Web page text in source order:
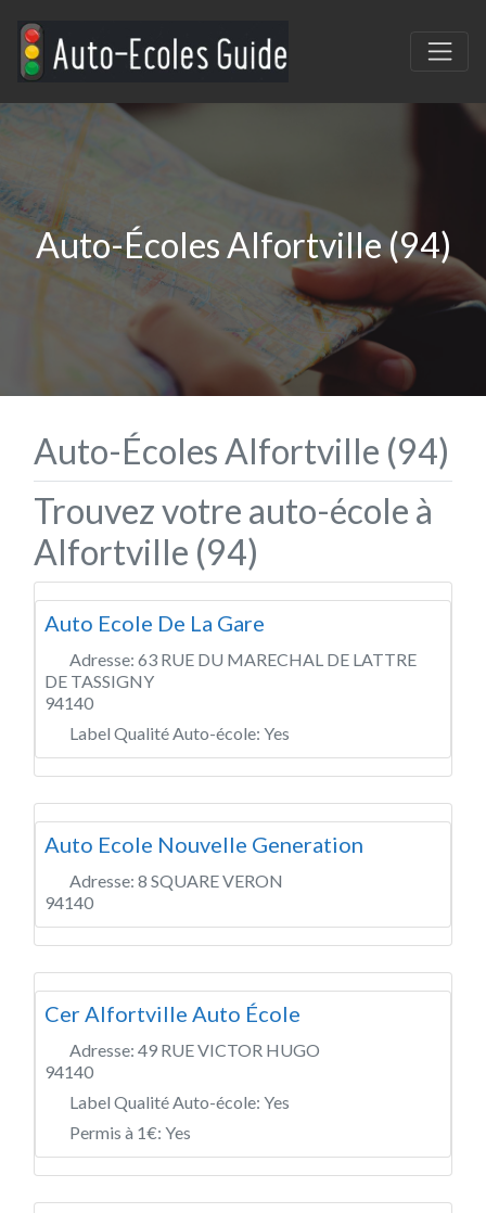
Auto-Écoles Alfortville (94)
Auto-Écoles Alfortville (94)
Trouvez votre auto-école à
Alfortville (94)
Auto Ecole De La Gare
Adresse: 63 RUE DU MARECHAL DE LATTRE
DE TASSIGNY
94140
Label Qualité Auto-école: Yes
Auto Ecole Nouvelle Generation
Adresse: 8 SQUARE VERON
94140
Cer Alfortville Auto École
Adresse: 49 RUE VICTOR HUGO
94140
Label Qualité Auto-école: Yes
Permis à 1€: Yes